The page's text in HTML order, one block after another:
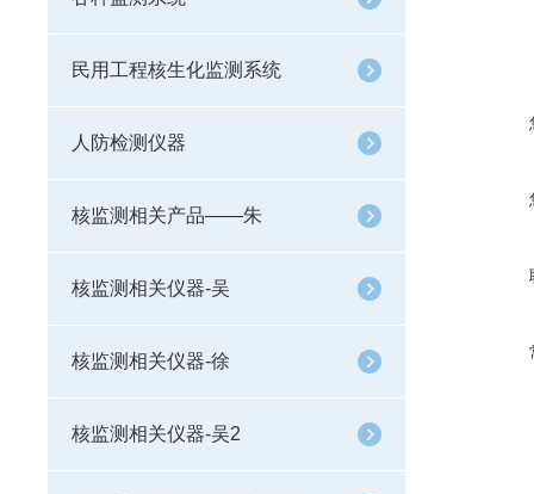
民用工程核生化监测系统
人防检测仪器
核监测相关产品——朱
核监测相关仪器-吴
核监测相关仪器-徐
核监测相关仪器-吴2